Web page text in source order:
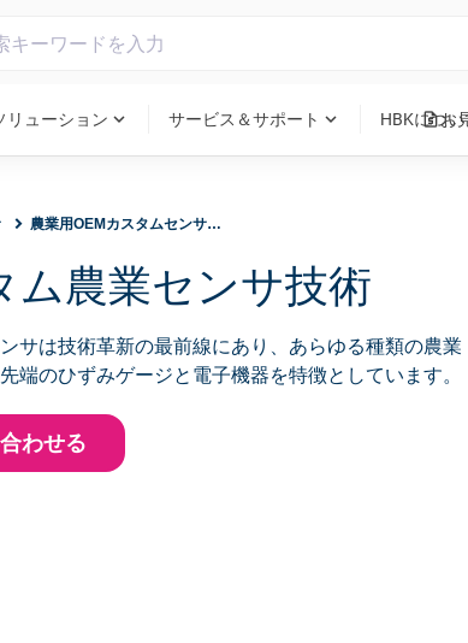
リューション expand_more サービス＆サポート expand_more HBKについ
request_quoteお
農業用OEMカスタムセンサアセンブリ
ム農業センサ技術
サは技術革新の最前線にあり、あらゆる種類の農業
端のひずみゲージと電子機器を特徴としています。
わせる